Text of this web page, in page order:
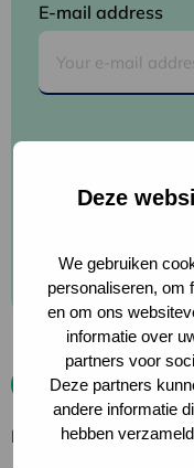
Deze
We gebruiken
personaliseren, om
en om ons
informatie over
partners voor
Deze partners
andere informatie
hebben
E-mail address
PolicyandTerms of
Proud BCorp and